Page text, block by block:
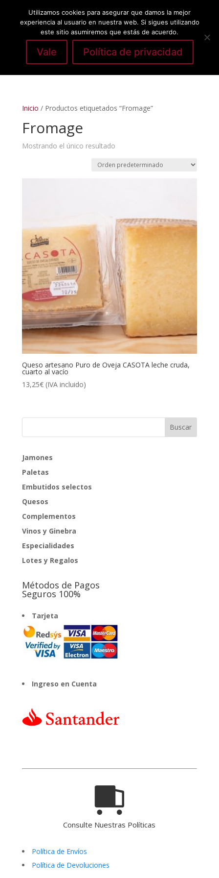
Seleccionar página
Inicio / Productos etiquetados “Fromage”
Fromage
Mostrando el único resultado
Queso artesano Puro de Oveja CASOTA leche cruda,
cuarto al vacío
13,25€ (IVA incluido)
Jamones
Paletas
Embutidos selectos
Quesos
Complementos
Vinos y Ginebra
Especialidades
Lotes y Regalos
Métodos de Pagos
Seguros 100%
Tarjeta
Ingreso en Cuenta
Consulte Nuestras Políticas
Política de Envíos
Política de Devoluciones
Utilizamos cookies para asegurar que damos la mejor
experiencia al usuario en nuestra web. Si sigues utilizando
este sitio asumiremos que estás de acuerdo.
Vale Política de privacidad